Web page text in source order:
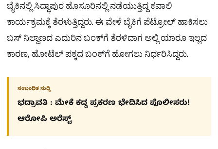
ಬೈಕಿನಲ್ಲಿ ಸಿದ್ಧಾಪುರ ಹೊಸೂರಿನಲ್ಲಿ ನಡೆಯುತ್ತಿದ್ದ ಕವಾಲಿ
ಕಾರ್ಯಕ್ರಮಕ್ಕೆ ತೆರಳುತ್ತಿದ್ದರು. ಈ ವೇಳೆ ಬೈಕಿಗೆ ಪೆಟ್ರೋಲ್ ಹಾಕಿಸಲು
ಬಸ್ ನಿಲ್ದಾಣದ ಎದುರಿನ ಬಂಕ್‌ಗೆ ತೆರಳಿದಾಗ ಅಲ್ಲಿ ಯಾರೂ ಇಲ್ಲದ
ಕಾರಣ, ಹೋಟೆಲ್ ಪಕ್ಕದ ಬಂಕ್‌ಗೆ ಹೋಗಲು ನಿರ್ಧರಿಸಿದ್ದರು.
ಸಂಬಂಧಿತ ಸುದ್ದಿ
ಭದ್ರಾವತಿ : ಮೇಕೆ ಕದ್ದ ಪ್ರಕರಣ ಭೇದಿಸಿದ ಪೊಲೀಸರು!
ಆರೋಪಿ ಅರೆಸ್ಟ್​